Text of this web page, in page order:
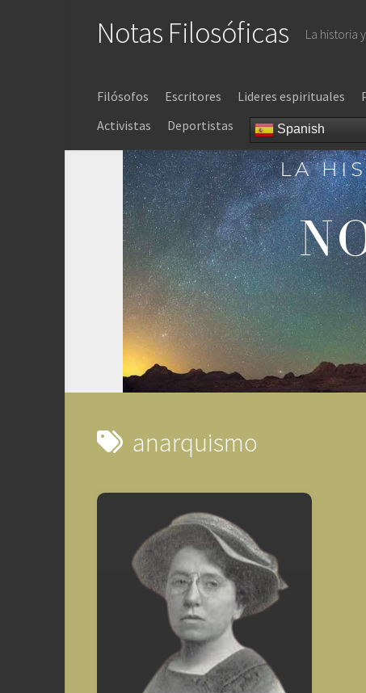
Notas Filosóficas La historia
Filósofos Escritores Lideres espirituales
Activistas
Deportistas Spanish
anarquismo